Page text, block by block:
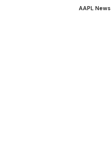
AAPL News